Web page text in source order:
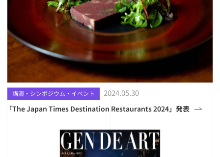
講演・シンポジウム・イベント 2024.05.30
「The Japan Times Destination Restaurants 2024」発表